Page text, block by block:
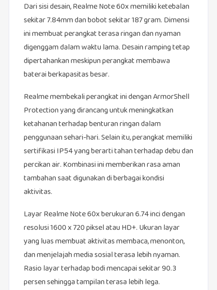
Dari sisi desain, Realme Note 60x memiliki ketebalan
sekitar 7.84mm dan bobot sekitar 187 gram. Dimensi
ini membuat perangkat terasa ringan dan nyaman
digenggam dalam waktu lama. Desain ramping tetap
dipertahankan meskipun perangkat membawa
baterai berkapasitas besar.
Realme membekali perangkat ini dengan ArmorShell
Protection yang dirancang untuk meningkatkan
ketahanan terhadap benturan ringan dalam
penggunaan sehari-hari. Selain itu, perangkat memiliki
sertifikasi IP54 yang berarti tahan terhadap debu dan
percikan air. Kombinasi ini memberikan rasa aman
tambahan saat digunakan di berbagai kondisi
aktivitas.
Layar Realme Note 60x berukuran 6.74 inci dengan
resolusi 1600 x 720 piksel atau HD+. Ukuran layar
yang luas membuat aktivitas membaca, menonton,
dan menjelajah media sosial terasa lebih nyaman.
Rasio layar terhadap bodi mencapai sekitar 90.3
persen sehingga tampilan terasa lebih lega.